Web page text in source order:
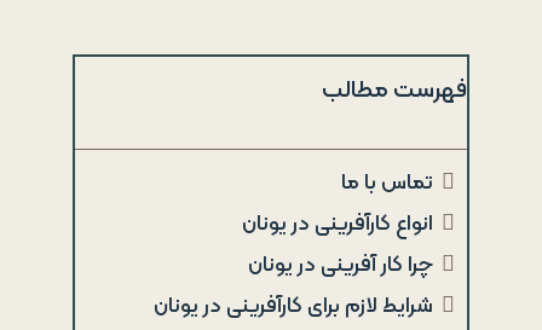
فهرست مطالب
تماس با ما
انواع کارآفرینی در یونان
چرا کار آفرینی در یونان
شرایط لازم برای کارآفرینی در یونان